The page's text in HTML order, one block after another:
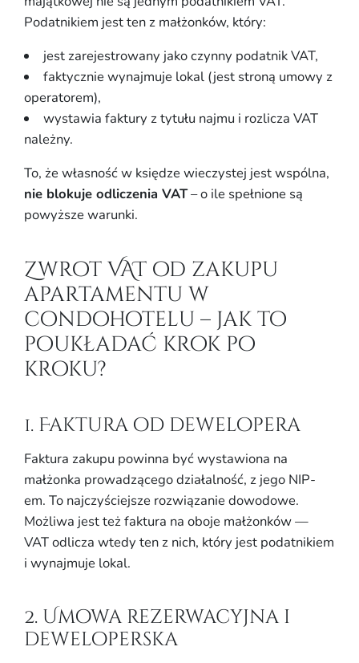
Podatnikiem jest ten z małżonków, który:
jest zarejestrowany jako czynny podatnik VAT,
faktycznie wynajmuje lokal (jest stroną umowy z
operatorem),
wystawia faktury z tytułu najmu i rozlicza VAT
należny.
To, że własność w księdze wieczystej jest wspólna,
nie blokuje odliczenia VAT– o ile spełnione są
powyższe warunki.
Zwrot VAT od zakupu
apartamentu w
condohotelu – jak to
poukładać krok po
kroku?
1. Faktura od dewelopera
Faktura zakupu powinna być wystawiona na
małżonka prowadzącego działalność, z jego NIP-
em. To najczyściejsze rozwiązanie dowodowe.
Możliwa jest też faktura na oboje małżonków —
VAT odlicza wtedy ten z nich, który jest podatnikiem
i wynajmuje lokal.
2. Umowa rezerwacyjna i
deweloperska